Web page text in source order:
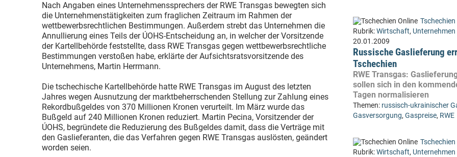
Nach Angaben eines Unternehmenssprechers der RWE Transgas bewegten sich
die Unternehmenstätigkeiten zum fraglichen Zeitraum im Rahmen der
wettbewerbsrechtlichen Bestimmungen. Außerdem strebt das Unternehmen die
Annullierung eines Teils der ÚOHS-Entscheidung an, in welcher der Vorsitzende
der Kartellbehörde feststellte, dass RWE Transgas gegen wettbewerbsrechtliche
Bestimmungen verstoßen habe, erklärte der Aufsichtsratsvorsitzende des
Unternehmens, Martin Herrmann.
Die tschechische Kartellbehörde hatte RWE Transgas im August des letzten
Jahres wegen Ausnutzung der marktbeherrschenden Stellung zur Zahlung eines
Rekordbußgeldes von 370 Millionen Kronen verurteilt. Im März wurde das
Bußgeld auf 240 Millionen Kronen reduziert. Martin Pecina, Vorsitzender der
ÚOHS, begründete die Reduzierung des Bußgeldes damit, dass die Verträge mit
den Gaslieferanten, die das Verfahren gegen RWE Transgas auslösten, geändert
worden seien.
Tschechien
Rubrik:Wirtschaft, Unternehmen
20.01.2009
Russische Gaslieferung
Tschechien
RWE Transgas:
sollen sich in den
Tagen normalisieren
Themen: russisch-ukrainischer
Gasversorgung, Gaspreise, RWE
Tschechien
Rubrik:Wirtschaft, Unternehmen